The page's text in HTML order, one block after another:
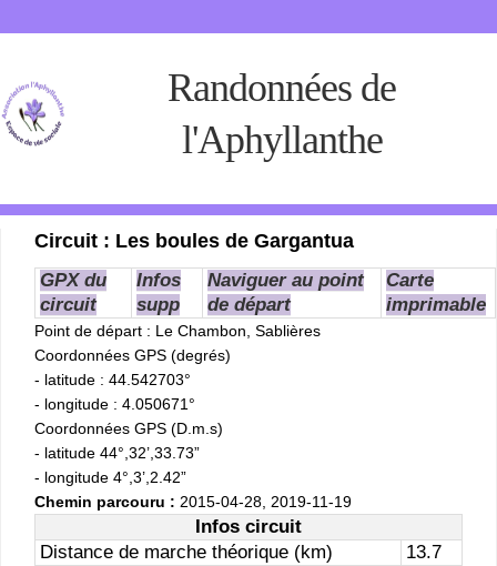
Randonnées de
l'Aphyllanthe
Circuit : Les boules de Gargantua
GPX du
circuit
Infos
supp
Naviguer au point
de départ
Carte
imprimable
Point de départ : Le Chambon, Sablières
Coordonnées GPS (degrés)
- latitude : 44.542703°
- longitude : 4.050671°
Coordonnées GPS (D.m.s)
- latitude 44°,32’,33.73”
- longitude 4°,3’,2.42”
Chemin parcouru : 2015-04-28, 2019-11-19
Infos circuit
Distance de marche théorique (km)
13.7